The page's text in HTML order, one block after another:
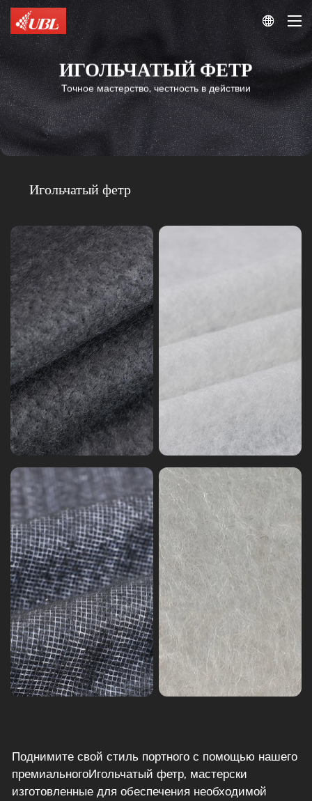

ИГОЛЬЧАТЫЙ ФЕТР
Точное мастерство, честность в действии
Игольчатый фетр
Игольчатый
Фетр
под
Игольчатый
Игольчатый
фетр
Нетканые
головки
рукавов
Игольчатый
Прочувствовал
Поднимите свой стиль портного с помощью нашего
премиальногоИгольчатый фетр, мастерски
изготовленные для обеспечения необходимой